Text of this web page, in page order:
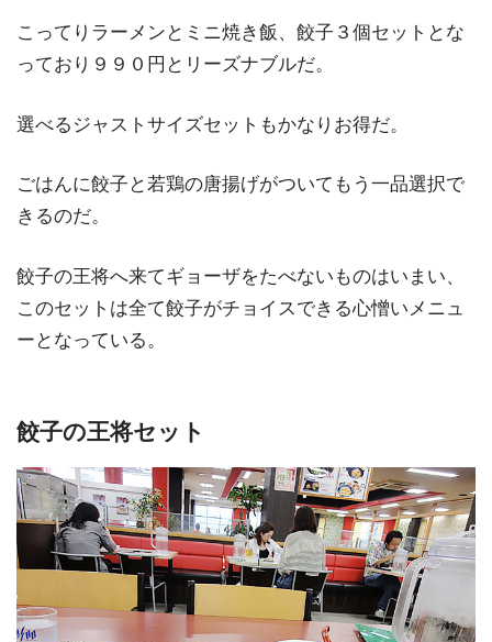
こってりラーメンとミニ焼き飯、餃子３個セットとな
っており９９０円とリーズナブルだ。
選べるジャストサイズセットもかなりお得だ。
ごはんに餃子と若鶏の唐揚げがついてもう一品選択で
きるのだ。
餃子の王将へ来てギョーザをたべないものはいまい、
このセットは全て餃子がチョイスできる心憎いメニュ
ーとなっている。
餃子の王将セット